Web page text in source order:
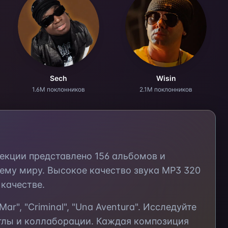
Sech
1.6M поклонников
Wisin
2.1M поклонников
представлено 156 альбомов и
миру. Высокое качество звука MP3 320
"Criminal", "Una Aventura". Исследуйте
и коллаборации. Каждая композиция